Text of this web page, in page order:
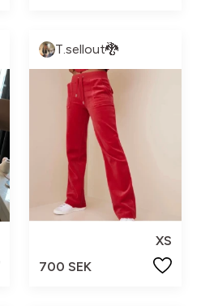
T.sellout🐉
XS
700 SEK